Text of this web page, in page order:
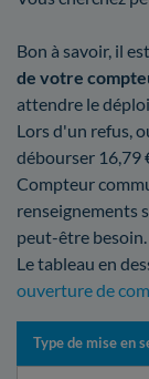
Bon à savoir, il
de votre
attendre le
Lors d'un refus,
débourser 16,79
Compteur
renseignements
peut-être besoin.
Le tableau en
ouverture de
Type de mise en